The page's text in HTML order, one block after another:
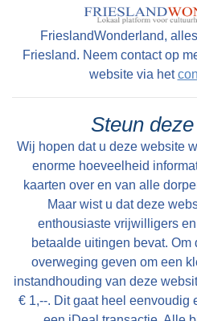
FrieslandWonderland,
Friesland. Neem contact op
website via het
Steun
Wij hopen dat u deze website
enorme hoeveelheid
kaarten over en van alle
Maar wist u dat deze
enthousiaste vrijwilligers
betaalde uitingen bevat.
overweging geven om een
instandhouding van deze
€ 1,--. Dit gaat heel eenvoudig